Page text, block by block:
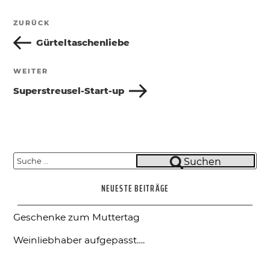
Beitragsnavigation
Vorheriger
Beitrag
ZURÜCK
Gürteltaschenliebe
Nächster
Beitrag
WEITER
Superstreusel-Start-up
Suche
nach:
Suchen
NEUESTE BEITRÄGE
Geschenke zum Muttertag
Weinliebhaber aufgepasst….